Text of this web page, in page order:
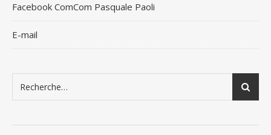
Facebook ComCom Pasquale Paoli
E-mail